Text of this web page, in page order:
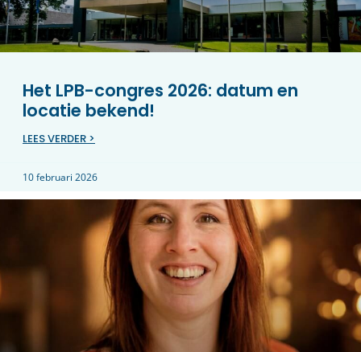
Het LPB-congres 2026: datum en
locatie bekend!
LEES VERDER >
10 februari 2026